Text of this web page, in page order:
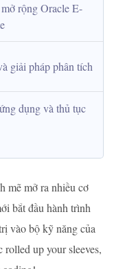
rộng Oracle E-
giải pháp phân tích
dụng và thủ tục
mẽ mở ra nhiều cơ
bắt đầu hành trình
vào bộ kỹ năng của
up your sleeves,